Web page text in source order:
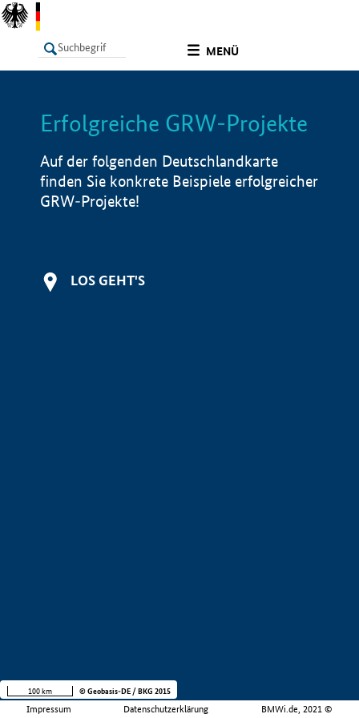
MENÜ
LISTE Info
Erfolgreiche GRW-Projekte
Auf der folgenden Deutschlandkarte
finden Sie konkrete Beispiele erfolgreicher
GRW-Projekte!
LOS GEHT'S
Impressum Datenschutzerklärung BMWi.de, 2021 ©
100 km © Geobasis-DE / BKG 2015